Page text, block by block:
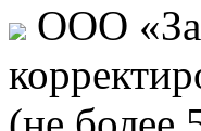
ООО